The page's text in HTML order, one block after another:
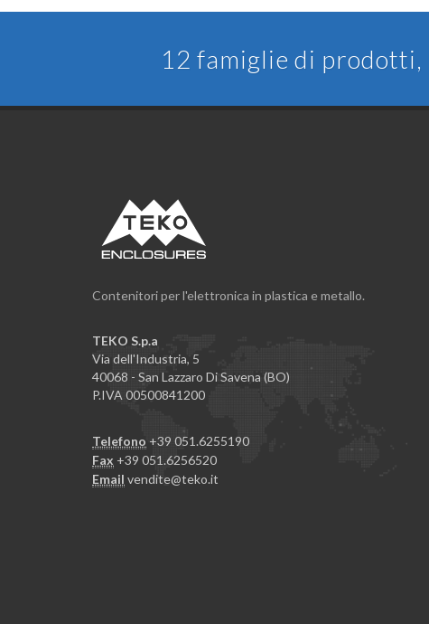
12 famiglie di
Contenitori per l'elettronica in plastica e metallo.
TEKO S.p.a
Via dell'Industria, 5
40068 - San Lazzaro Di Savena (BO)
P.IVA 00500841200
Telefono +39 051.6255190
Fax +39 051.6256520
Email vendite@teko.it